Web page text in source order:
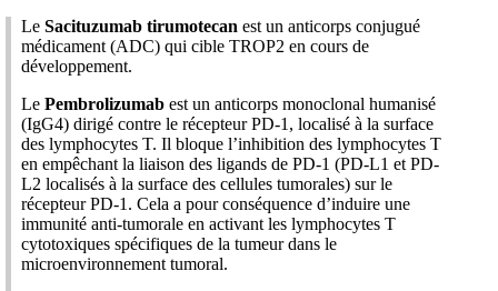
LeSacituzumab tirumotecan est un anticorps conjugué
médicament (ADC) qui cible TROP2 en cours de
développement.
LePembrolizumab est un anticorps monoclonal humanisé
(IgG4) dirigé contre le récepteur PD-1, localisé à la surface
des lymphocytes T. Il bloque l’inhibition des lymphocytes T
en empêchant la liaison des ligands de PD-1 (PD-L1 et PD-
L2 localisés à la surface des cellules tumorales) sur le
récepteur PD-1. Cela a pour conséquence d’induire une
immunité anti-tumorale en activant les lymphocytes T
cytotoxiques spécifiques de la tumeur dans le
microenvironnement tumoral.